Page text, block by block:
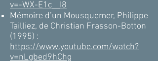
v=-WX-E1c__I8
Mémoire d’un Mousquemer, Philippe
Tailliez, de Christian Frasson-Botton
(1995) :
https://www.youtube.com/watch?
v=nLgbed9hChg